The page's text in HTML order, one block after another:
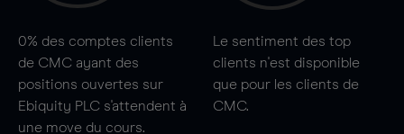
0% des comptes clients
de CMC ayant des
positions ouvertes sur
Ebiquity PLC s'attendent à
une move du cours.
Le sentiment des top
clients n'est disponible
que pour les clients de
CMC.